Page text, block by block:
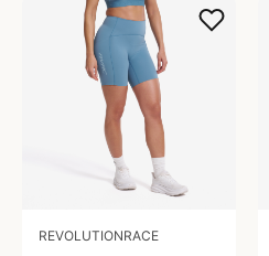
REVOLUTIONRACE